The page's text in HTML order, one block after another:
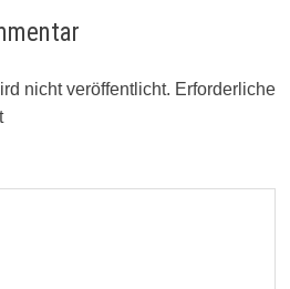
nicht veröffentlicht. Erforderliche